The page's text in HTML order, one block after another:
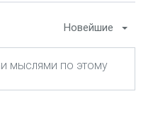
Новейшие